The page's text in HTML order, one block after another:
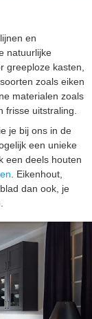
en
natuurlijke
greeploze kasten,
zoals eiken
materialen zoals
frisse uitstraling.
je bij ons in de
een unieke
een deels houten
. Eikenhout,
dan ook, je